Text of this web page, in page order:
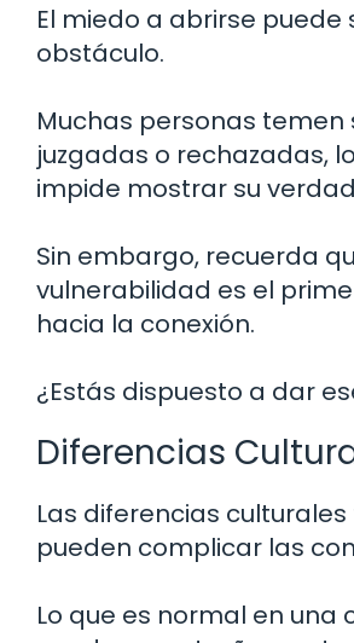
El miedo a abrirse puede
obstáculo.
Muchas personas temen
juzgadas o rechazadas,
impide mostrar su
Sin embargo, recuerda
vulnerabilidad es el
hacia la conexión.
¿Estás dispuesto a dar
Diferencias
Las diferencias
pueden complicar las
Lo que es normal en una